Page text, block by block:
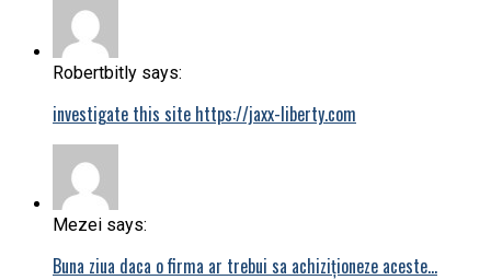
Robertbitly says:
investigate this site https://jaxx-liberty.com
Mezei says:
Buna ziua daca o firma ar trebui sa achiziționeze aceste…